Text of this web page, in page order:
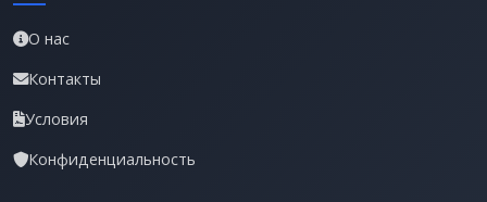
О нас
Контакты
Условия
Конфиденциальность